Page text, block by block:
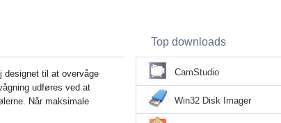
designet til at overvåge
udføres ved at
Når maksimale
Top downloads
CamStudio
Win32 Disk Imager